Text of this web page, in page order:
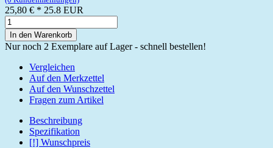
25,80 € * 25.8 EUR
In den Warenkorb
Nur noch 2 Exemplare auf Lager - schnell bestellen!
Vergleichen
Auf den Merkzettel
Auf den Wunschzettel
Fragen zum Artikel
Beschreibung
Spezifikation
[!] Wunschpreis